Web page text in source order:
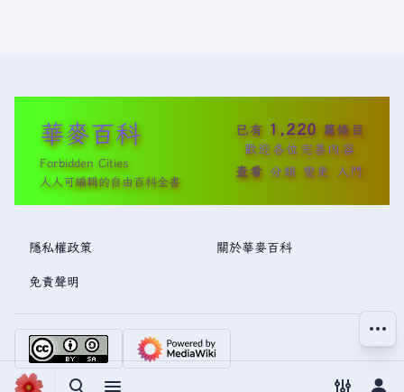
華麥百科
Forbidden Cities
人人可編輯的自由百科全書
已有 1,220 篇條目
歡迎各位完善內容
查看 分類 變更 入門
隱私權政策 關於華麥百科
免責聲明